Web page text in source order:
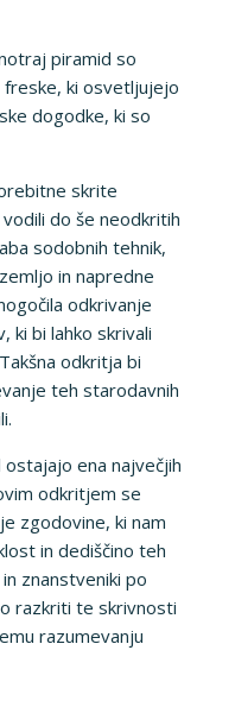
piramid so
ki osvetljujejo
dogodke, ki so
skrite
do še neodkritih
sodobnih tehnik,
in napredne
odkrivanje
ki bi lahko skrivali
odkritja bi
teh starodavnih
ena največjih
odkritjem se
zgodovine, ki nam
in dediščino teh
znanstveniki po
razkriti te skrivnosti
razumevanju